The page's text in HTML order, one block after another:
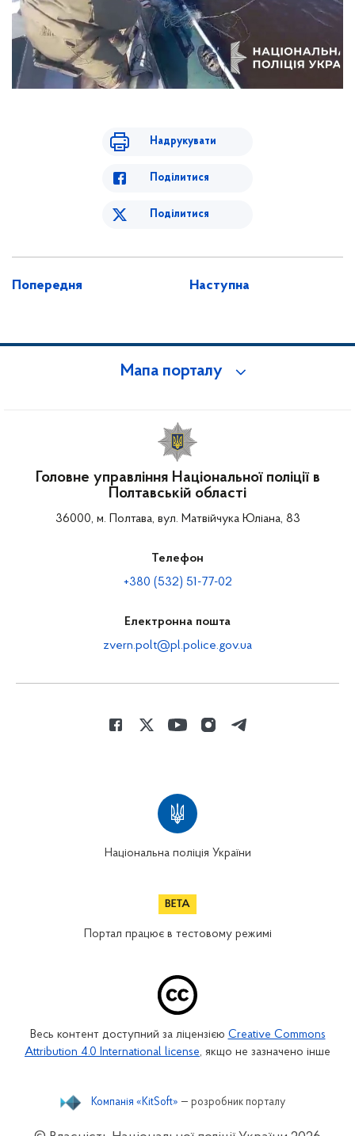
Надрукувати
Поділитися
Поділитися
Попередня Наступна
Мапа порталу
Головне управління Національної поліції в
Полтавській області
36000, м. Полтава, вул. Матвійчука Юліана, 83
Телефон
+380 (532) 51-77-02
Електронна пошта
zvern.polt@pl.police.gov.ua
Національна поліція України
Портал працює в тестовому режимі
Весь контент доступний за ліцензією Creative Commons
Attribution 4.0 International license, якщо не зазначено інше
Компанія «KitSoft» — розробник порталу